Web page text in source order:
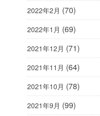
2022年2月 (70)
2022年1月 (69)
2021年12月 (71)
2021年11月 (64)
2021年10月 (78)
2021年9月 (99)